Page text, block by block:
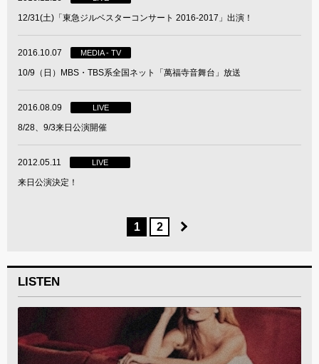
12/31(土)「東急ジルベスターコンサート 2016-2017」出演！
2016.10.07 MEDIA - TV
10/9（日）MBS・TBS系全国ネット「萬福寺音舞台」放送
2016.08.09 LIVE
8/28、9/3来日公演開催
2012.05.11 LIVE
来日公演決定！
1 2
LISTEN